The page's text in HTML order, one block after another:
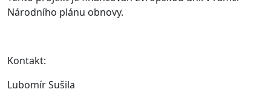
Národního plánu obnovy.
Kontakt:
Lubomír Sušila